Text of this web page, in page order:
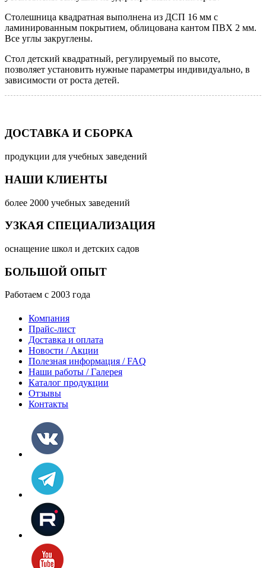
Столешница квадратная выполнена из ДСП 16 мм с
ламинированным покрытием, облицована кантом ПВХ 2 мм.
Все углы закруглены.
Стол детский квадратный, регулируемый по высоте,
позволяет установить нужные параметры индивидуально, в
зависимости от роста детей.
ДОСТАВКА И СБОРКА
продукции для учебных заведений
НАШИ КЛИЕНТЫ
более 2000 учебных заведений
УЗКАЯ СПЕЦИАЛИЗАЦИЯ
оснащение школ и детских садов
БОЛЬШОЙ ОПЫТ
Работаем с 2003 года
Компания
Прайс-лист
Доставка и оплата
Новости / Акции
Полезная информация / FAQ
Наши работы / Галерея
Каталог продукции
Отзывы
Контакты